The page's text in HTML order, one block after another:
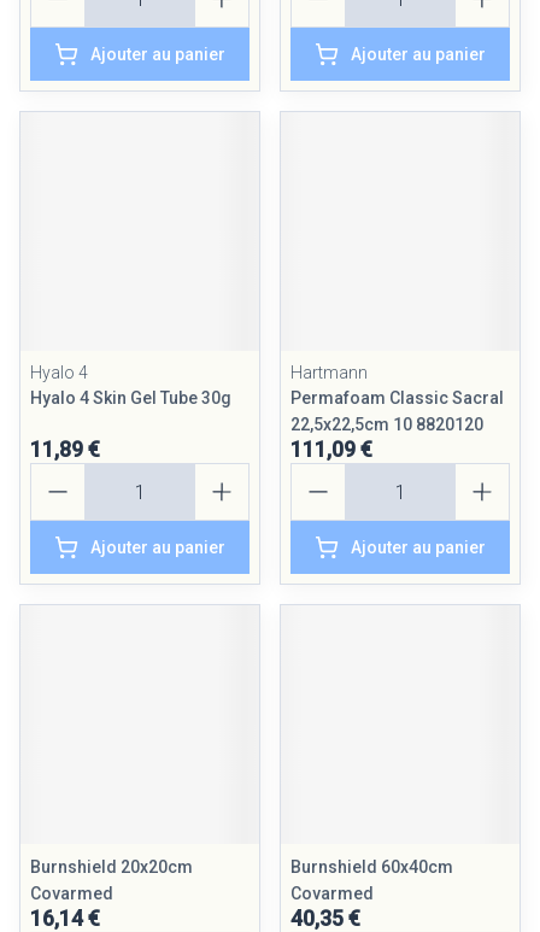
Ajouter au panier Ajouter au panier
Hyalo 4
Hyalo 4 Skin Gel Tube 30g
11,89 €
Ajouter au panier
Hartmann
Permafoam Classic Sacral
22,5x22,5cm 10 8820120
111,09 €
Ajouter au panier
Burnshield 20x20cm
Covarmed
16,14 €
Burnshield 60x40cm
Covarmed
40,35 €